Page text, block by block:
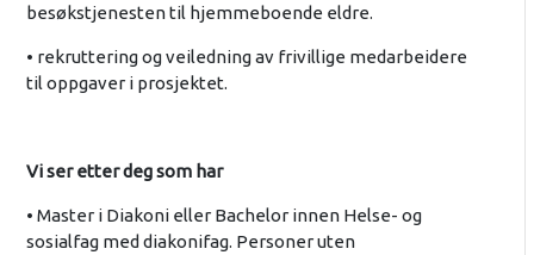
besøkstjenesten til hjemmeboende eldre.
• rekruttering og veiledning av frivillige medarbeidere
til oppgaver i prosjektet.
Vi ser etter deg som har
• Master i Diakoni eller Bachelor innen Helse- og
sosialfag med diakonifag. Personer uten